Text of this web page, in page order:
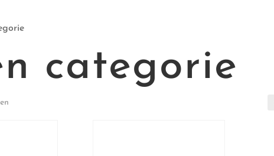
categorie